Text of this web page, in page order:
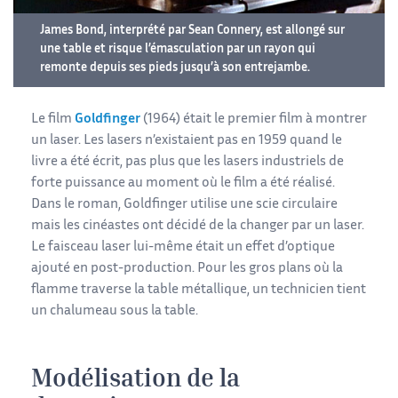
James Bond, interprété par Sean Connery, est allongé sur
une table et risque l’émasculation par un rayon qui
remonte depuis ses pieds jusqu’à son entrejambe.
Le film Goldfinger (1964) était le premier film à montrer
un laser. Les lasers n’existaient pas en 1959 quand le
livre a été écrit, pas plus que les lasers industriels de
forte puissance au moment où le film a été réalisé.
Dans le roman, Goldfinger utilise une scie circulaire
mais les cinéastes ont décidé de la changer par un laser.
Le faisceau laser lui-même était un effet d’optique
ajouté en post-production. Pour les gros plans où la
flamme traverse la table métallique, un technicien tient
un chalumeau sous la table.
Modélisation de la